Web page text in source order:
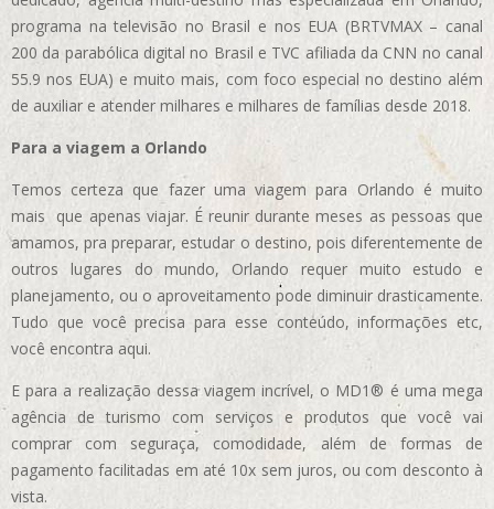
programa na televisão no Brasil e nos EUA (BRTVMAX – canal
200 da parabólica digital no Brasil e TVC afiliada da CNN no canal
55.9 nos EUA) e muito mais, com foco especial no destino além
de auxiliar e atender milhares e milhares de famílias desde 2018.
Para a viagem a Orlando
Temos certeza que fazer uma viagem para Orlando é muito
mais que apenas viajar. É reunir durante meses as pessoas que
amamos, pra preparar, estudar o destino, pois diferentemente de
outros lugares do mundo, Orlando requer muito estudo e
planejamento, ou o aproveitamento pode diminuir drasticamente.
Tudo que você precisa para esse conteúdo, informações etc,
você encontra aqui.
E para a realização dessa viagem incrível, o MD1® é uma mega
agência de turismo com serviços e produtos que você vai
comprar com seguraça, comodidade, além de formas de
pagamento facilitadas em até 10x sem juros, ou com desconto à
vista.